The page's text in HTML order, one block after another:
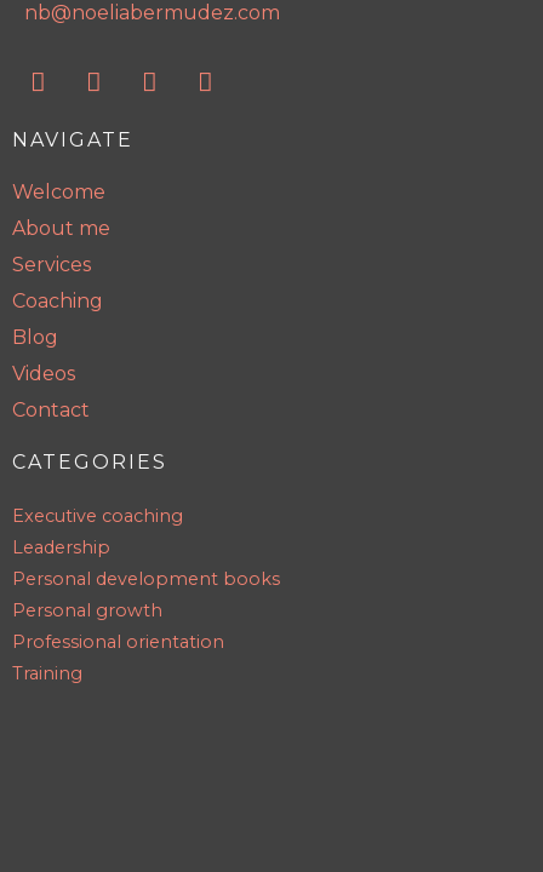
nb@noeliabermudez.com
NAVIGATE
Welcome
About me
Services
Coaching
Blog
Videos
Contact
CATEGORIES
Executive coaching
Leadership
Personal development books
Personal growth
Professional orientation
Training